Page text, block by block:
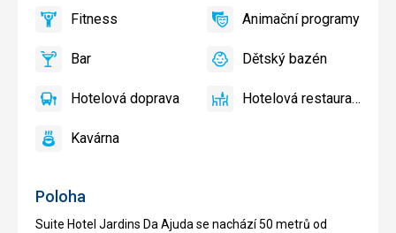
Poloha
Suite Hotel Jardins Da Ajuda se nachází 50 metrů od
hotelu
FitnessFitness
ano
Animační
Animační programy
ano
Bar Bar
ano
DětskýDětský bazén
ano
HotelováHotelová doprava
ano
Hotelová
Hotelová restaurace
ano
KavárnaKavárna
ano